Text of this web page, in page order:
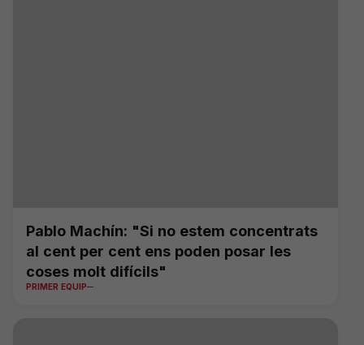
Pablo Machín: "Si no estem concentrats
al cent per cent ens poden posar les
coses molt difícils"
PRIMER EQUIP